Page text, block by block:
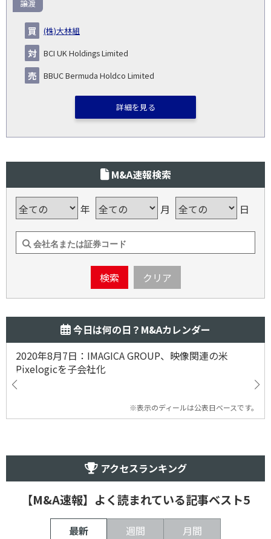
(株)大林組
BCI UK Holdings Limited
BBUC Bermuda Holdco Limited
譲渡
詳細を見る
M&A速報検索
年 月 日
検索 クリア
今日は何の日？M&Aカレンダー
2020年8月7日：IMAGICA GROUP、映像関連の米
Pixelogicを子会社化
※表示のディールは公表日ベースです。
アクセスランキング
【M&A速報】よく読まれている記事ベスト5
最新 週間 月間